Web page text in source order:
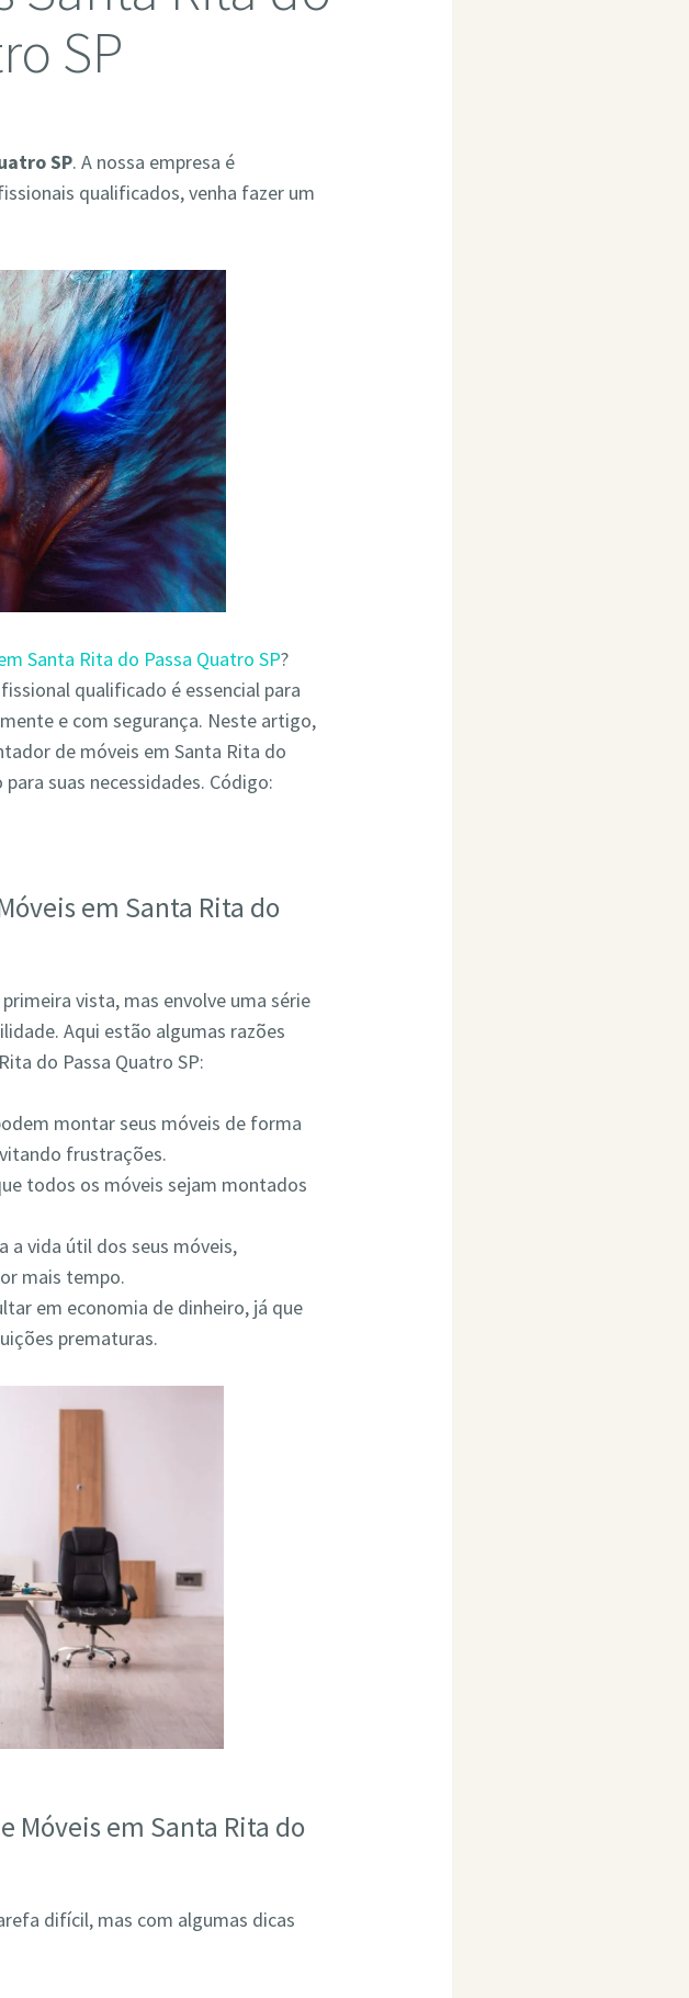
SP
SP. A nossa empresa é
qualificados, venha fazer um
Santa Rita do Passa Quatro SP?
qualificado é essencial para
e com segurança. Neste artigo,
de móveis em Santa Rita do
suas necessidades. Código:
em Santa Rita do
vista, mas envolve uma série
Aqui estão algumas razões
do Passa Quatro SP:
montar seus móveis de forma
frustrações.
todos os móveis sejam montados
a vida útil dos seus móveis,
mais tempo.
em economia de dinheiro, já que
prematuras.
Móveis em Santa Rita do
difícil, mas com algumas dicas